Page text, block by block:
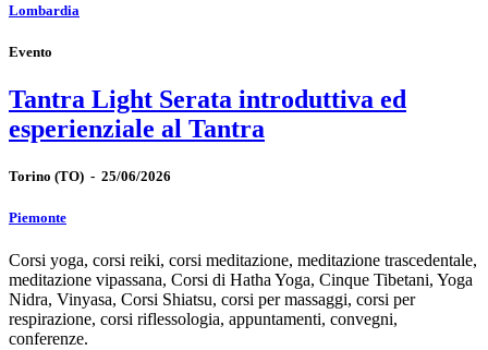
Lombardia
Evento
Tantra Light Serata introduttiva ed
esperienziale al Tantra
Torino (TO) - 25/06/2026
Piemonte
Corsi yoga, corsi reiki, corsi meditazione, meditazione trascedentale,
meditazione vipassana, Corsi di Hatha Yoga, Cinque Tibetani, Yoga
Nidra, Vinyasa, Corsi Shiatsu, corsi per massaggi, corsi per
respirazione, corsi riflessologia, appuntamenti, convegni,
conferenze.